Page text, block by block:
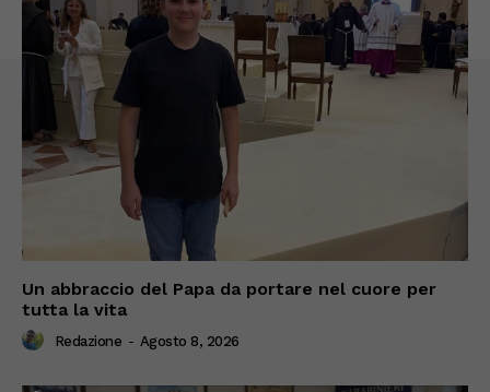
Un abbraccio del Papa da portare nel cuore per
tutta la vita
Redazione - Agosto 8, 2026